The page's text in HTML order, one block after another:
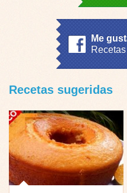
Me
Recetas sugeridas